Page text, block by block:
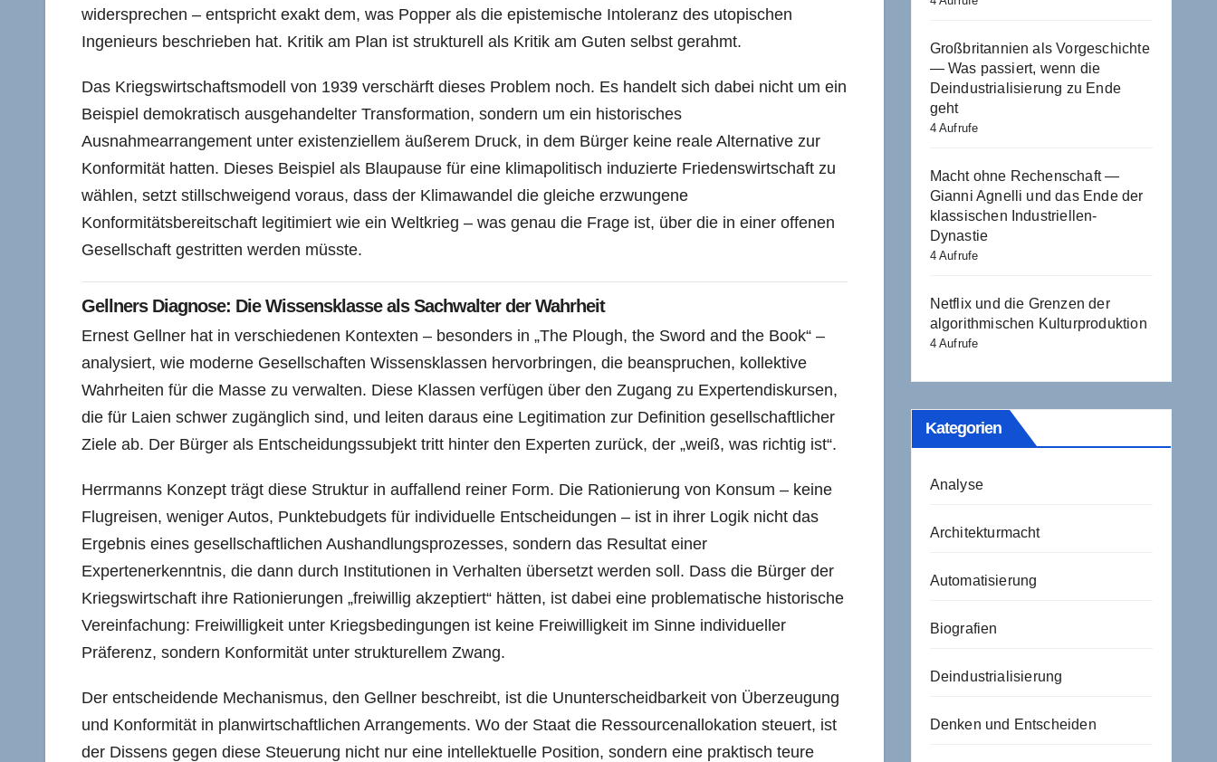
widersprechen – entspricht exakt dem, was Popper als die epistemische Intoleranz des utopischen
Ingenieurs beschrieben hat. Kritik am Plan ist strukturell als Kritik am Guten selbst gerahmt.
Das Kriegswirtschaftsmodell von 1939 verschärft dieses Problem noch. Es handelt sich dabei nicht um ein
Beispiel demokratisch ausgehandelter Transformation, sondern um ein historisches
Ausnahmearrangement unter existenziellem äußerem Druck, in dem Bürger keine reale Alternative zur
Konformität hatten. Dieses Beispiel als Blaupause für eine klimapolitisch induzierte Friedenswirtschaft zu
wählen, setzt stillschweigend voraus, dass der Klimawandel die gleiche erzwungene
Konformitätsbereitschaft legitimiert wie ein Weltkrieg – was genau die Frage ist, über die in einer offenen
Gesellschaft gestritten werden müsste.
Gellners Diagnose: Die Wissensklasse als Sachwalter der Wahrheit
Ernest Gellner hat in verschiedenen Kontexten – besonders in „The Plough, the Sword and the Book“ –
analysiert, wie moderne Gesellschaften Wissensklassen hervorbringen, die beanspruchen, kollektive
Wahrheiten für die Masse zu verwalten. Diese Klassen verfügen über den Zugang zu Expertendiskursen,
die für Laien schwer zugänglich sind, und leiten daraus eine Legitimation zur Definition gesellschaftlicher
Ziele ab. Der Bürger als Entscheidungssubjekt tritt hinter den Experten zurück, der „weiß, was richtig ist“.
Herrmanns Konzept trägt diese Struktur in auffallend reiner Form. Die Rationierung von Konsum – keine
Flugreisen, weniger Autos, Punktebudgets für individuelle Entscheidungen – ist in ihrer Logik nicht das
Ergebnis eines gesellschaftlichen Aushandlungsprozesses, sondern das Resultat einer
Expertenerkenntnis, die dann durch Institutionen in Verhalten übersetzt werden soll. Dass die Bürger der
Kriegswirtschaft ihre Rationierungen „freiwillig akzeptiert“ hätten, ist dabei eine problematische historische
Vereinfachung: Freiwilligkeit unter Kriegsbedingungen ist keine Freiwilligkeit im Sinne individueller
Präferenz, sondern Konformität unter strukturellem Zwang.
Der entscheidende Mechanismus, den Gellner beschreibt, ist die Ununterscheidbarkeit von Überzeugung
und Konformität in planwirtschaftlichen Arrangements. Wo der Staat die Ressourcenallokation steuert, ist
der Dissens gegen diese Steuerung nicht nur eine intellektuelle Position, sondern eine praktisch teure
Großbritannien als Vorgeschichte
— Was passiert, wenn die
Deindustrialisierung zu Ende
geht
4 Aufrufe
Macht ohne Rechenschaft —
Gianni Agnelli und das Ende der
klassischen Industriellen-
Dynastie
4 Aufrufe
Netflix und die Grenzen der
algorithmischen Kulturproduktion
4 Aufrufe
Kategorien
Analyse
Architekturmacht
Automatisierung
Biografien
Deindustrialisierung
Denken und Entscheiden